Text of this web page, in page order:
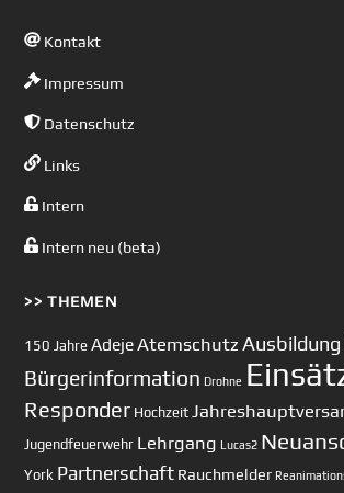
Kontakt
Impressum
Datenschutz
Links
Intern
Intern neu (beta)
>> THEMEN
150 Jahre AdejeAtemschutz Ausbildung
Bürgerinformation Drohne
Responder Hochzeit
Jugendfeuerwehr Lehrgang Lucas2
York Partnerschaft Rauchmelder